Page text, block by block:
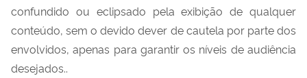
confundido ou eclipsado pela exibição de qualquer
conteúdo, sem o devido dever de cautela por parte dos
envolvidos, apenas para garantir os níveis de audiência
desejados..